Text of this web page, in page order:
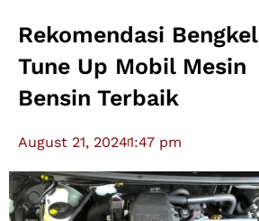
Rekomendasi Bengkel
Tune Up Mobil Mesin
Bensin Terbaik
August 21, 20241:47 pm